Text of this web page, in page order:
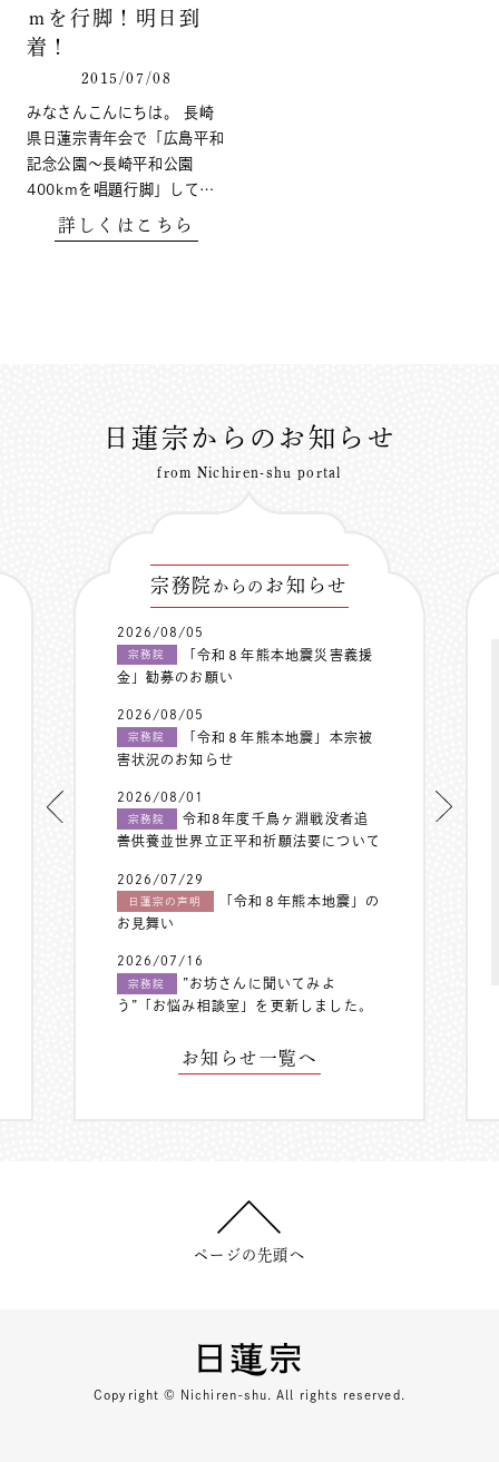
ｍを行脚！明日到
着！
2015/07/08
みなさんこんにちは。 長崎
県日蓮宗青年会で「広島平和
記念公園〜長崎平和公園
400kmを唱題行脚」して…
詳しくはこちら
日蓮宗からのお知らせ
from Nichiren-shu portal
宗務院 からの お知らせ
2026/08/05
宗務院
「令和８年熊本地震災害義援
金」勧募のお願い
2026/08/05
宗務院
「令和８年熊本地震」本宗被
害状況のお知らせ
2026/08/01
宗務院
令和8年度千鳥ヶ淵戦没者追
善供養並世界立正平和祈願法要について
2026/07/29
日蓮宗の声明
「令和８年熊本地震」の
お見舞い
2026/07/16
宗務院
”お坊さんに聞いてみよ
う”「お悩み相談室」を更新しました。
お知らせ一覧へ
ページの先頭へ
Copyright © Nichiren-shu. All rights reserved.